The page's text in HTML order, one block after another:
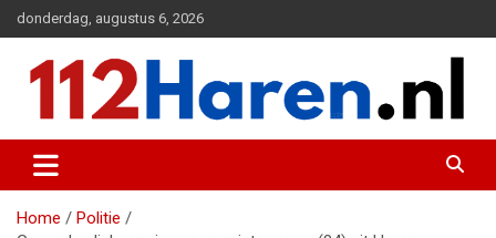
naar
inhoud
donderdag, augustus 6, 2026
112 Haren.nl
Home
Politie